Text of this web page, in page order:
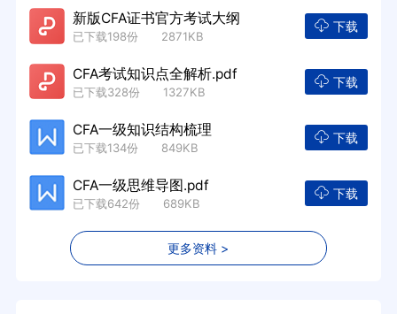
新版CFA证书官方考试大纲
已下载198份 2871KB
下载
CFA考试知识点全解析.pdf
已下载328份 1327KB
下载
CFA一级知识结构梳理
已下载134份 849KB
下载
CFA一级思维导图.pdf
已下载642份 689KB
下载
更多资料 >